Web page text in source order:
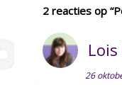
2 reacties op
26